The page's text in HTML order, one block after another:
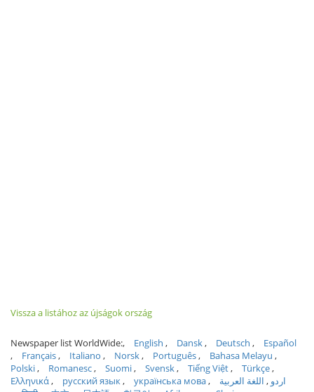
Vissza a listához az újságok ország
Newspaper list WorldWide: English Dansk Deutsch
Español
Français
Italiano Norsk Português
Bahasa Melayu
Polski
Romanesc Suomi Svensk Tiếng Việt
Türkçe
Ελληνικά
русский язык українська мова اردو
اللغة العربية